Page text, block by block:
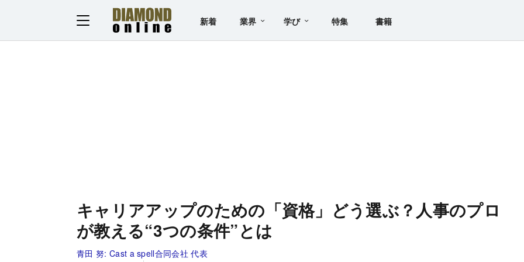
新着 業界 学び 特集 書籍
キャリアアップのための「資格」どう選ぶ？人事のプロ
が教える“3つの条件”とは
青田 努: Cast a spell合同会社 代表